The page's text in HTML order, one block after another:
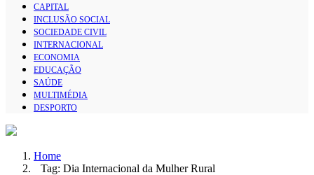
CAPITAL
INCLUSÃO SOCIAL
SOCIEDADE CIVIL
INTERNACIONAL
ECONOMIA
EDUCAÇÃO
SAÚDE
MULTIMÉDIA
DESPORTO
Home
Tag: Dia Internacional da Mulher Rural